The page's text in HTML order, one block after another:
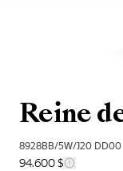
Reine
8928BB/5W/J20 DD00
94.600 $